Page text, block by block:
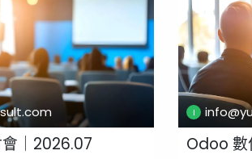
｜2026.07 Odoo 數